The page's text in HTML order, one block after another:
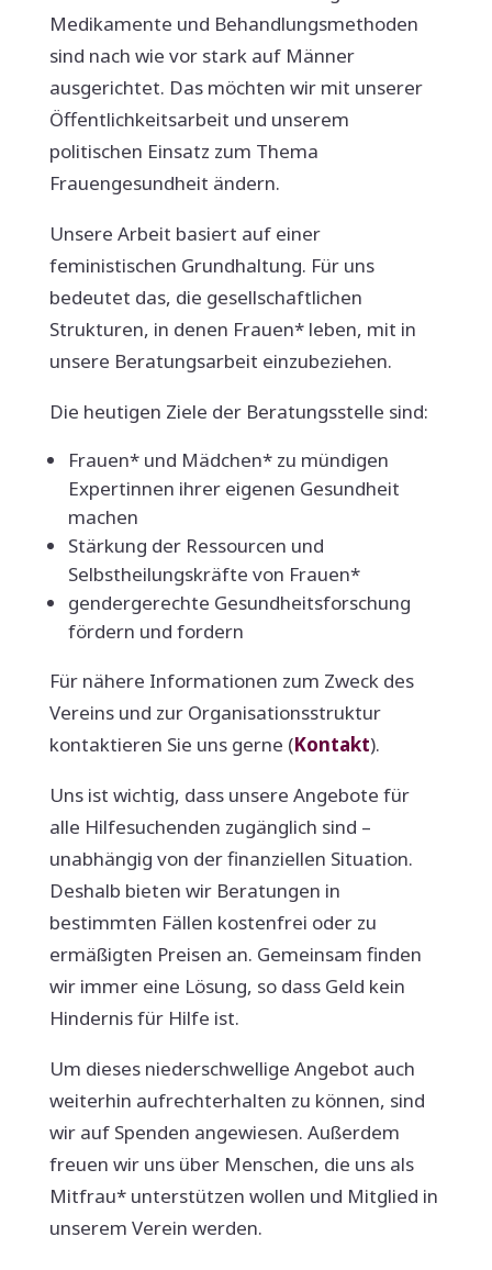
Medikamente und Behandlungsmethoden
sind nach wie vor stark auf Männer
ausgerichtet. Das möchten wir mit unserer
Öffentlichkeitsarbeit und unserem
politischen Einsatz zum Thema
Frauengesundheit ändern.
Unsere Arbeit basiert auf einer
feministischen Grundhaltung. Für uns
bedeutet das, die gesellschaftlichen
Strukturen, in denen Frauen* leben, mit in
unsere Beratungsarbeit einzubeziehen.
Die heutigen Ziele der Beratungsstelle sind:
Frauen* und Mädchen* zu mündigen
Expertinnen ihrer eigenen Gesundheit
machen
Stärkung der Ressourcen und
Selbstheilungskräfte von Frauen*
gendergerechte Gesundheitsforschung
fördern und fordern
Für nähere Informationen zum Zweck des
Vereins und zur Organisationsstruktur
kontaktieren Sie uns gerne (Kontakt).
Uns ist wichtig, dass unsere Angebote für
alle Hilfesuchenden zugänglich sind –
unabhängig von der finanziellen Situation.
Deshalb bieten wir Beratungen in
bestimmten Fällen kostenfrei oder zu
ermäßigten Preisen an. Gemeinsam finden
wir immer eine Lösung, so dass Geld kein
Hindernis für Hilfe ist.
Um dieses niederschwellige Angebot auch
weiterhin aufrechterhalten zu können, sind
wir auf Spenden angewiesen. Außerdem
freuen wir uns über Menschen, die uns als
Mitfrau* unterstützen wollen und Mitglied in
unserem Verein werden.